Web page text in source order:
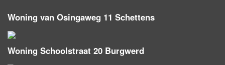
Woning van Osingaweg 11 Schettens
Woning Schoolstraat 20 Burgwerd